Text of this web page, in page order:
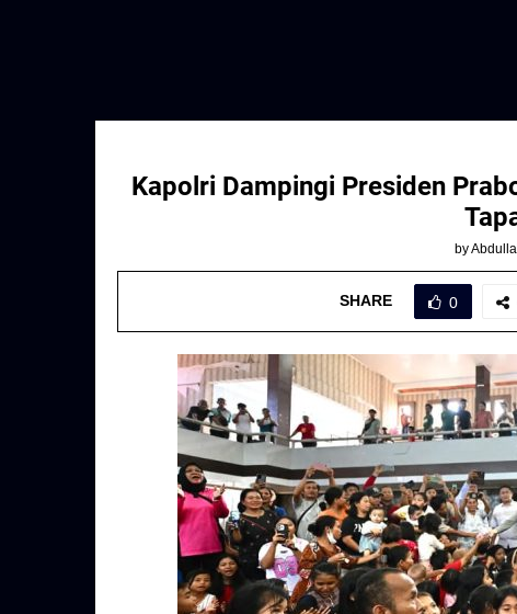
Kapolri Dampingi Presiden
by
SHARE 0